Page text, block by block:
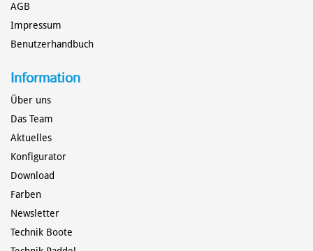
AGB
Impressum
Benutzerhandbuch
Information
Über uns
Das Team
Aktuelles
Konfigurator
Download
Farben
Newsletter
Technik Boote